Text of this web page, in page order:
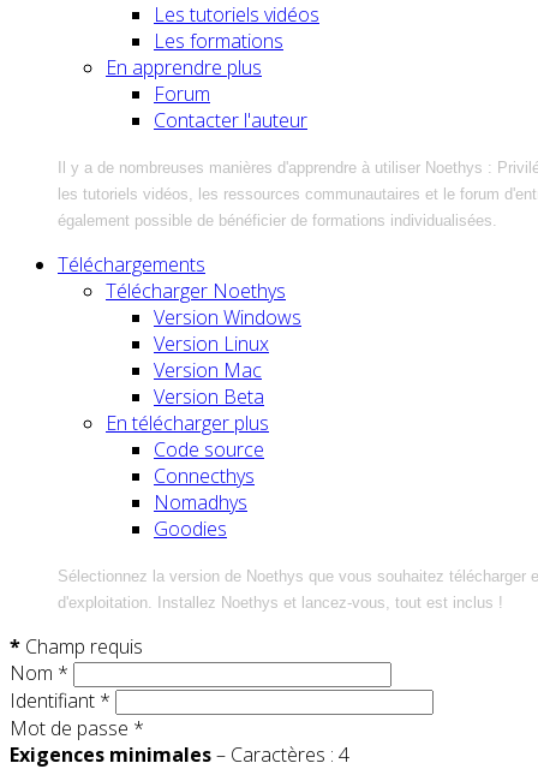
Les tutoriels vidéos
Les formations
En apprendre plus
Forum
Contacter l'auteur
Il y a de nombreuses manières d'apprendre à utiliser Noethys :
les tutoriels vidéos, les ressources communautaires et le forum
également possible de bénéficier de formations individualisées.
Téléchargements
Télécharger Noethys
Version Windows
Version Linux
Version Mac
Version Beta
En télécharger plus
Code source
Connecthys
Nomadhys
Goodies
Sélectionnez la version de Noethys que vous souhaitez télécharger
d'exploitation. Installez Noethys et lancez-vous, tout est inclus !
* Champ requis
Nom *
Identifiant *
Mot de passe *
Exigences minimales– Caractères : 4